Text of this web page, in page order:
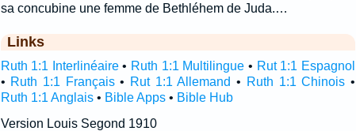
sa concubine une femme de Bethléhem de Juda.…
Links
Ruth 1:1 Interlinéaire• Ruth 1:1 Multilingue • Rut 1:1 Espagnol
• Ruth 1:1 Français• Rut 1:1 Allemand • Ruth 1:1 Chinois •
Ruth 1:1 Anglais• Bible Apps• Bible Hub
Version Louis Segond 1910